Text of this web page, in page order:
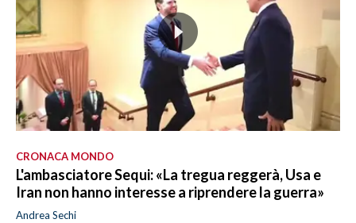
CRONACA MONDO
L'ambasciatore Sequi: «La tregua reggerà, Usa e
Iran non hanno interesse a riprendere la guerra»
Andrea Sechi